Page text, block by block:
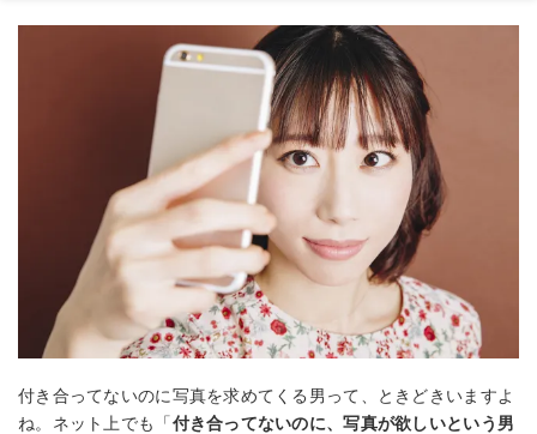
付き合ってないのに写真を求めてくる男って、ときどきいますよ
ね。ネット上でも「付き合ってないのに、写真が欲しいという男